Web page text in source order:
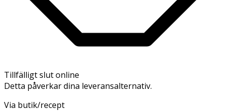
Tillfälligt slut online
Detta påverkar dina leveransalternativ.
Via butik/recept